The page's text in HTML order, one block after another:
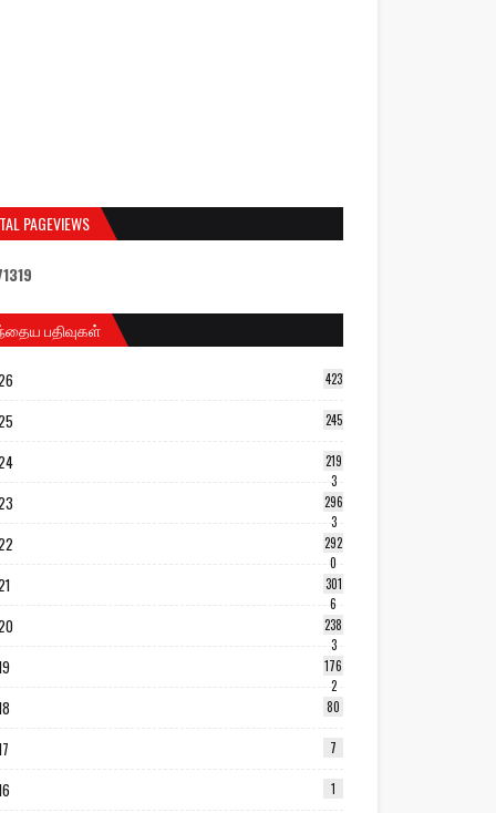
PAGEVIEWS
1319
பதிவுகள்
423
245
219
3
296
3
292
0
301
6
238
3
176
2
80
7
1